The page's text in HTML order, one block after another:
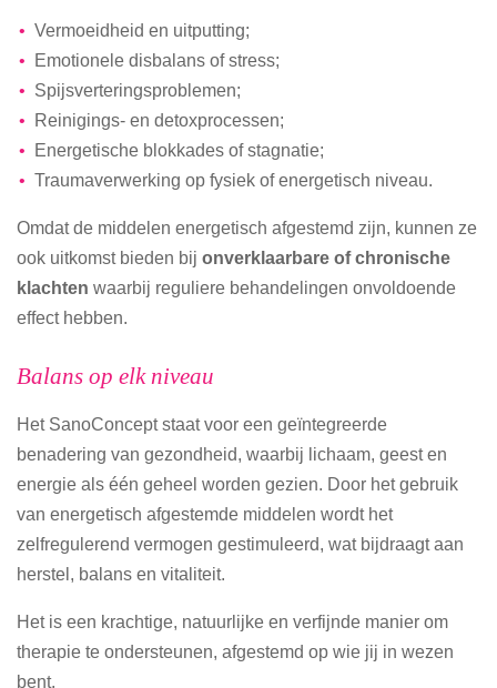
Vermoeidheid en uitputting;
Emotionele disbalans of stress;
Spijsverteringsproblemen;
Reinigings- en detoxprocessen;
Energetische blokkades of stagnatie;
Traumaverwerking op fysiek of energetisch niveau.
Omdat de middelen energetisch afgestemd zijn, kunnen ze
ook uitkomst bieden bij onverklaarbare of chronische
klachten waarbij reguliere behandelingen onvoldoende
effect hebben.
Balans op elk niveau
Het SanoConcept staat voor een geïntegreerde
benadering van gezondheid, waarbij lichaam, geest en
energie als één geheel worden gezien. Door het gebruik
van energetisch afgestemde middelen wordt het
zelfregulerend vermogen gestimuleerd, wat bijdraagt aan
herstel, balans en vitaliteit.
Het is een krachtige, natuurlijke en verfijnde manier om
therapie te ondersteunen, afgestemd op wie jij in wezen
bent.